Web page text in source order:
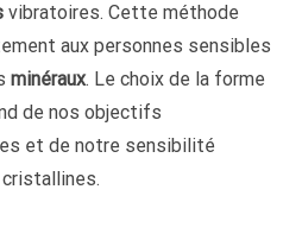
vibratoires. Cette méthode
aux personnes sensibles
minéraux. Le choix de la forme
de nos objectifs
et de notre sensibilité
cristallines.